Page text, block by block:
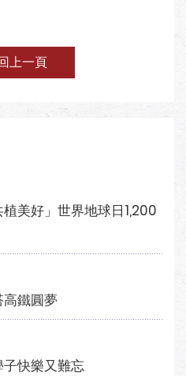
上一頁
美好」世界地球日1,200
鐵圓夢
快樂又難忘